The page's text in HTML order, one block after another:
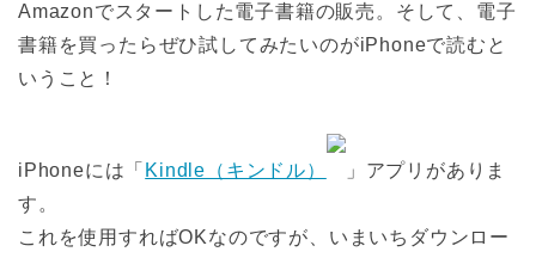
Amazonでスタートした電子書籍の販売。そして、電子
書籍を買ったらぜひ試してみたいのがiPhoneで読むと
いうこと！
iPhoneには「 Kindle（キンドル）
」アプリがありま
す。
これを使用すればOKなのですが、いまいちダウンロー